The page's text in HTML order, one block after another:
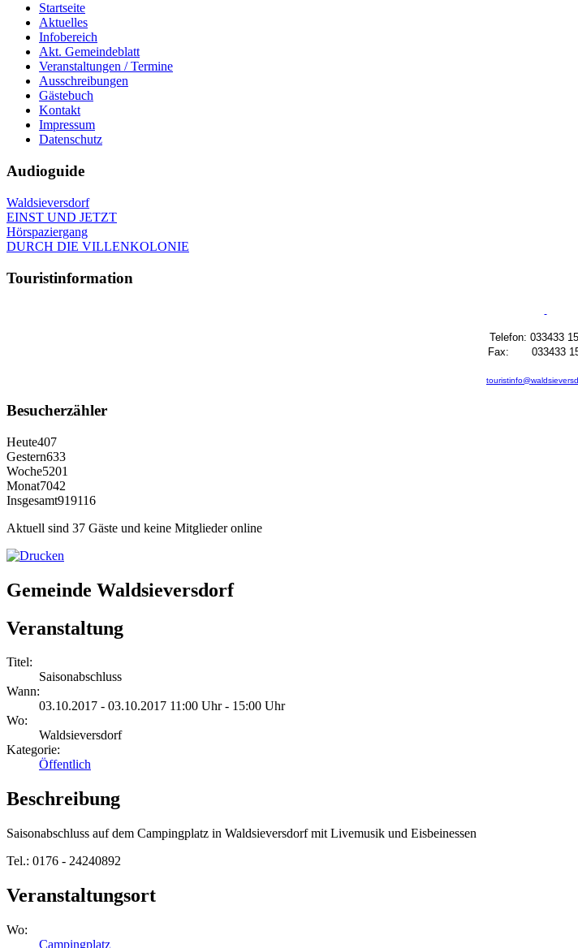
Startseite
Aktuelles
Infobereich
Akt. Gemeindeblatt
Veranstaltungen / Termine
Ausschreibungen
Gästebuch
Kontakt
Impressum
Datenschutz
Audioguide
Waldsieversdorf
EINST UND JETZT
Hörspaziergang
DURCH DIE VILLENKOLONIE
Touristinformation
Telefon: 033433
Fax: 033433
Besucherzähler
Heute407
Gestern633
Woche5201
Monat7042
Insgesamt919116
Aktuell sind 37 Gäste und keine Mitglieder online
Gemeinde Waldsieversdorf
Veranstaltung
Titel:
Saisonabschluss
Wann:
03.10.2017 - 03.10.2017 11:00 Uhr - 15:00 Uhr
Wo:
Waldsieversdorf
Kategorie:
Öffentlich
Beschreibung
Saisonabschluss auf dem Campingplatz in Waldsieversdorf mit Livemusik und Eisbeinessen
Tel.: 0176 - 24240892
Veranstaltungsort
Wo:
Campingplatz